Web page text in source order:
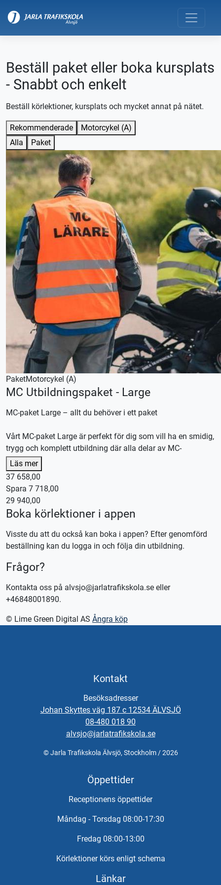
Beställ paket eller boka kursplats
- Snabbt och enkelt
Beställ körlektioner, kursplats och mycket annat på nätet.
Rekommenderade
Motorcykel (A)
Alla
Paket
PaketMotorcykel (A)
MC Utbildningspaket - Large
MC-paket Large – allt du behöver i ett paket
Vårt MC-paket Large är perfekt för dig som vill ha en smidig,
trygg och komplett utbildning där alla delar av MC-
utbildningen ingår.
Vi hjälper dig hela vägen – från första körpasset till färdig
utbildning. Vi sköter bokningar och planering, och om du
önskar kan utbildningen läggas upp intensivt för dig som
vill komma i mål snabbare. Du väljer tempot – vi anpassar
upplägget efter dina mål och förutsättningar.
Detta ingår i MC-paket Large:
🏍️ 4 st trafiklektioner á 100 minuter
📘 Riskutbildning del 1 (Riskettan)
⚠️ Riskutbildning del 2 (Risktvåan)
✅ Utbildningskontroll
💻 1 månads digital teori
Kontakta oss för bokning.
Vid önskemål om betalning via faktura, vänligen kontakta
trafikskolan så hjälper vi er.
Läs mer
37 658,00
Spara 7 718,00
29 940,00
Boka körlektioner i appen
Visste du att du också kan boka i appen? Efter genomförd
beställning kan du logga in och följa din utbildning.
Frågor?
Kontakta oss på alvsjo@jarlatrafikskola.se eller
+46848001890.
© Lime Green Digital AS Ångra köp
Kontakt
Besöksadresser
Johan Skyttes väg 187 c 12534 ÄLVSJÖ
08-480 018 90
alvsjo@jarlatrafikskola.se
© Jarla Trafikskola Älvsjö, Stockholm / 2026
Öppettider
Receptionens öppettider
Måndag - Torsdag 08:00-17:30
Fredag 08:00-13:00
Körlektioner körs enligt schema
Länkar